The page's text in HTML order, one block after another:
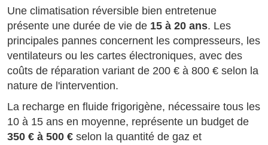
Une climatisation réversible bien entretenue
présente une durée de vie de 15 à 20 ans. Les
principales pannes concernent les compresseurs, les
ventilateurs ou les cartes électroniques, avec des
coûts de réparation variant de 200 € à 800 € selon la
nature de l'intervention.
La recharge en fluide frigorigène, nécessaire tous les
10 à 15 ans en moyenne, représente un budget de
350 € à 500 € selon la quantité de gaz et